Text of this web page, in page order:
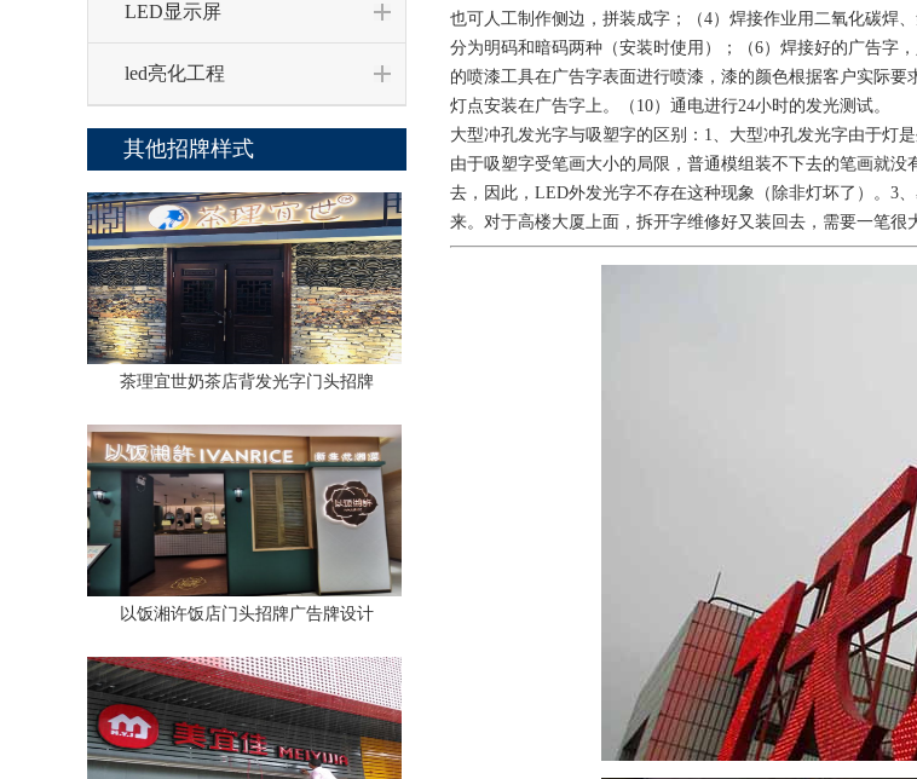
LED显示屏
led亮化工程
其他招牌样式
茶理宜世奶茶店背发光字门头招牌
以饭湘许饭店门头招牌广告牌设计
也可人工制作侧边，拼装成字；（4）焊接作业用二氧化碳焊
分为明码和暗码两种（安装时使用）；（6）焊接好的广告字
的喷漆工具在广告字表面进行喷漆，漆的颜色根据客户实际
灯点安装在广告字上。（10）通电进行24小时的发光测试。
大型冲孔发光字与吸塑字的区别：1、大型冲孔发光字由于灯
由于吸塑字受笔画大小的局限，普通模组装不下去的笔画就
去，因此，LED外发光字不存在这种现象（除非灯坏了）。3
来。对于高楼大厦上面，拆开字维修好又装回去，需要一笔很